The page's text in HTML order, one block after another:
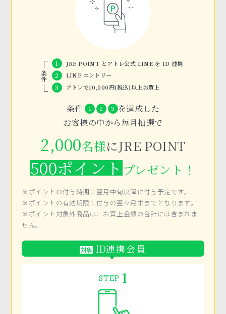
条件
1 JRE POINT とアトレ公式 LINE を ID 連携
2 LINE エントリー
3 アトレで10,000円(税込)以上お買上
条件 1 2 3 を達成した
お客様の中から毎月抽選で
2,000名様にJRE POINT
500ポイントプレゼント！
※ポイントの付与時期：翌月中旬以降に付与予定です。
※ポイントの有効期限：付与の翌々月末までとなります。
※ポイント対象外商品は、お買上金額の合計には含まれま
せん。
対象 ID連携会員
STEP 1